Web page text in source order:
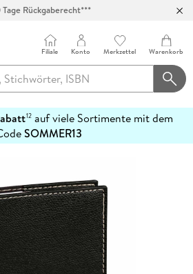
Tage Rückgaberecht***
Filiale Konto Merkzettel Warenkorb
12auf viele Sortimente mit dem
SOMMER13